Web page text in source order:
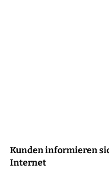
Kunden informieren
Internet